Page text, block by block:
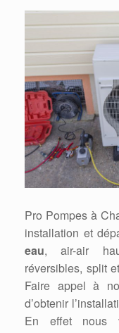
Pro Pompes à
installation et
eau, air-air
réversibles, split
Faire appel à
d’obtenir
En effet nous